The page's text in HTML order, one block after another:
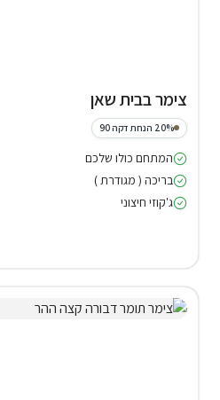
צימר בבית שאן
20% הנחת דקה 90
המתחם כולו שלכם
בריכה ( מגודרת )
ג'קוזי חיצוני